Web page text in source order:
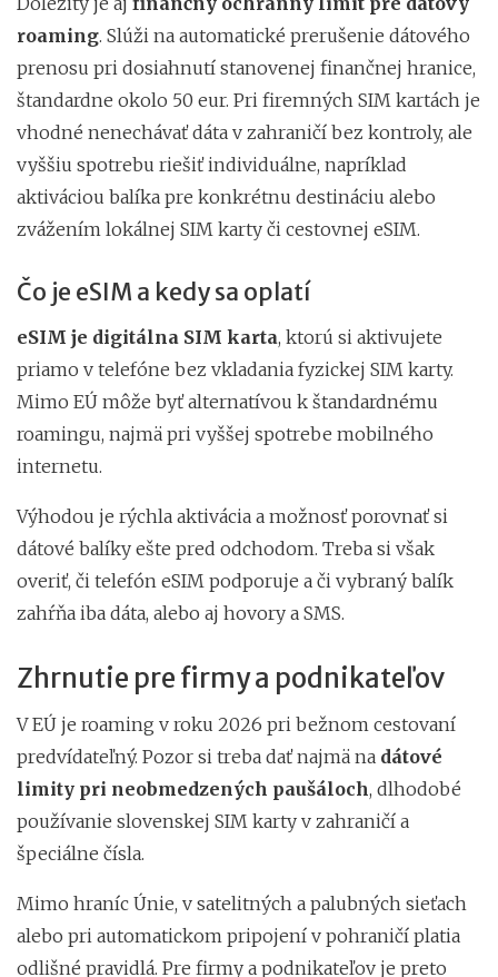
roaming. Slúži na automatické prerušenie dátového
prenosu pri dosiahnutí stanovenej finančnej hranice,
štandardne okolo 50 eur. Pri firemných SIM kartách je
vhodné nenechávať dáta v zahraničí bez kontroly, ale
vyššiu spotrebu riešiť individuálne, napríklad
aktiváciou balíka pre konkrétnu destináciu alebo
zvážením lokálnej SIM karty či cestovnej eSIM.
Čo je eSIM a kedy sa oplatí
eSIM je digitálna SIM karta, ktorú si aktivujete
priamo v telefóne bez vkladania fyzickej SIM karty.
Mimo EÚ môže byť alternatívou k štandardnému
roamingu, najmä pri vyššej spotrebe mobilného
internetu.
Výhodou je rýchla aktivácia a možnosť porovnať si
dátové balíky ešte pred odchodom. Treba si však
overiť, či telefón eSIM podporuje a či vybraný balík
zahŕňa iba dáta, alebo aj hovory a SMS.
Zhrnutie pre firmy a podnikateľov
V EÚ je roaming v roku 2026 pri bežnom cestovaní
predvídateľný. Pozor si treba dať najmä na dátové
limity pri neobmedzených paušáloch, dlhodobé
používanie slovenskej SIM karty v zahraničí a
špeciálne čísla.
Mimo hraníc Únie, v satelitných a palubných sieťach
alebo pri automatickom pripojení v pohraničí platia
odlišné pravidlá. Pre firmy a podnikateľov je preto